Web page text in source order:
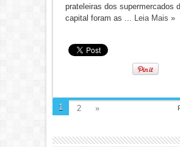
prateleiras dos supermercados
capital foram as ... Leia Mais »
1 2 »